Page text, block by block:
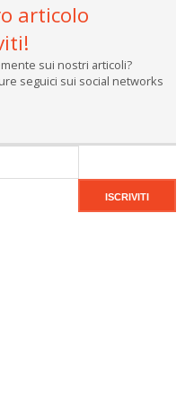
articolo
sui nostri articoli?
seguici sui social networks